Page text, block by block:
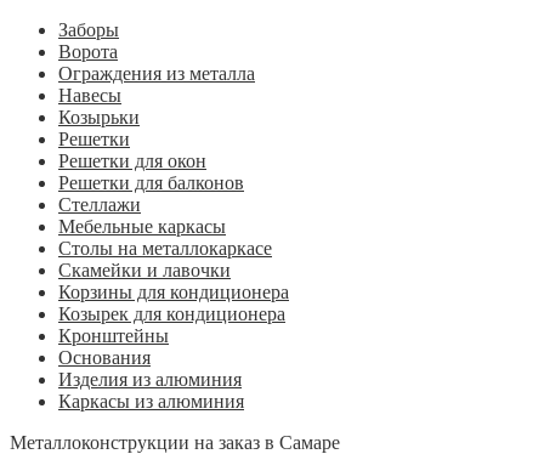
Заборы
Ворота
Ограждения из металла
Навесы
Козырьки
Решетки
Решетки для окон
Решетки для балконов
Стеллажи
Мебельные каркасы
Столы на металлокаркасе
Скамейки и лавочки
Корзины для кондиционера
Козырек для кондиционера
Кронштейны
Основания
Изделия из алюминия
Каркасы из алюминия
Металлоконструкции на заказ в Самаре